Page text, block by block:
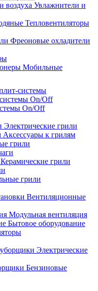
Увлажнители и
Тепловентиляторы
Фреоновые охладители
Мобильные
системы
On/Off
Электрические грили
Аксессуары к грилям
грили
Керамические грили
грили
Вентиляционные
Модульная вентиляция
Бытовое оборудование
Электрические
Бензиновые